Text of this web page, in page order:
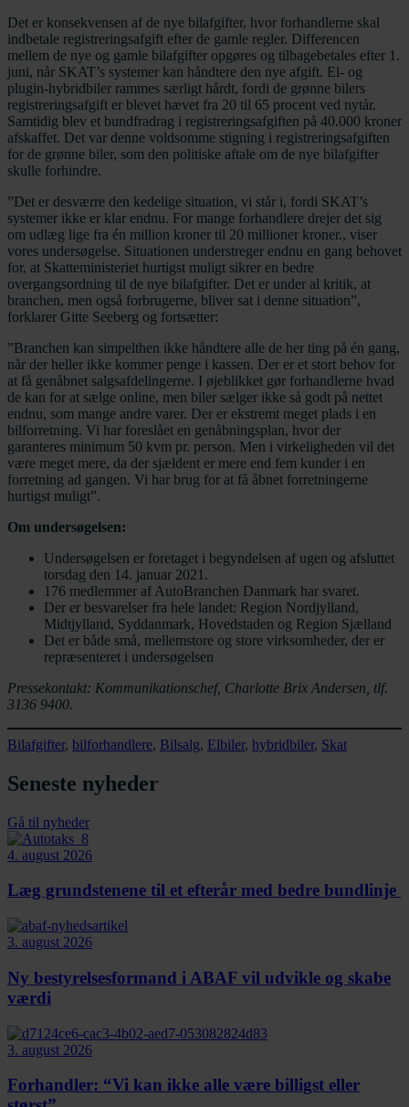
Det er konsekvensen af de nye bilafgifter, hvor forhandlerne skal
indbetale registreringsafgift efter de gamle regler. Differencen
mellem de nye og gamle bilafgifter opgøres og tilbagebetales efter 1.
juni, når SKAT’s systemer kan håndtere den nye afgift. El- og
plugin-hybridbiler rammes særligt hårdt, fordi de grønne bilers
registreringsafgift er blevet hævet fra 20 til 65 procent ved nytår.
Samtidig blev et bundfradrag i registreringsafgiften på 40.000 kroner
afskaffet. Det var denne voldsomme stigning i registreringsafgiften
for de grønne biler, som den politiske aftale om de nye bilafgifter
skulle forhindre.
”Det er desværre den kedelige situation, vi står i, fordi SKAT’s
systemer ikke er klar endnu. For mange forhandlere drejer det sig
om udlæg lige fra én million kroner til 20 millioner kroner., viser
vores undersøgelse. Situationen understreger endnu en gang behovet
for, at Skatteministeriet hurtigst muligt sikrer en bedre
overgangsordning til de nye bilafgifter. Det er under al kritik, at
branchen, men også forbrugerne, bliver sat i denne situation”,
forklarer Gitte Seeberg og fortsætter:
”Branchen kan simpelthen ikke håndtere alle de her ting på én gang,
når der heller ikke kommer penge i kassen. Der er et stort behov for
at få genåbnet salgsafdelingerne. I øjeblikket gør forhandlerne hvad
de kan for at sælge online, men biler sælger ikke så godt på nettet
endnu, som mange andre varer. Der er ekstremt meget plads i en
bilforretning. Vi har foreslået en genåbningsplan, hvor der
garanteres minimum 50 kvm pr. person. Men i virkeligheden vil det
være meget mere, da der sjældent er mere end fem kunder i en
forretning ad gangen. Vi har brug for at få åbnet forretningerne
hurtigst muligt”.
Om undersøgelsen:
Undersøgelsen er foretaget i begyndelsen af ugen og afsluttet
torsdag den 14. januar 2021.
176 medlemmer af AutoBranchen Danmark har svaret.
Der er besvarelser fra hele landet: Region Nordjylland,
Midtjylland, Syddanmark, Hovedstaden og Region Sjælland
Det er både små, mellemstore og store virksomheder, der er
repræsenteret i undersøgelsen
Pressekontakt: Kommunikationschef, Charlotte Brix Andersen, tlf.
3136 9400.
Bilafgifter, bilforhandlere, Bilsalg, Elbiler, hybridbiler, Skat
Seneste nyheder
Gå til nyheder
4. august 2026
Læg grundstenene til et efterår med bedre bundlinje
3. august 2026
Ny bestyrelsesformand i ABAF vil udvikle og skabe
værdi
3. august 2026
Forhandler: “Vi kan ikke alle være billigst eller